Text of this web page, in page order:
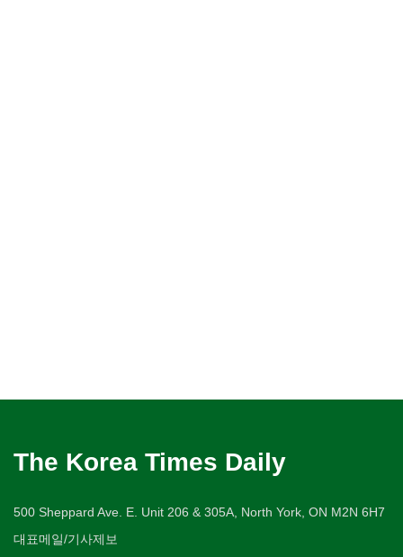
The Korea Times Daily
500 Sheppard Ave. E. Unit 206 & 305A, North York, ON M2N 6H7
대표메일/기사제보